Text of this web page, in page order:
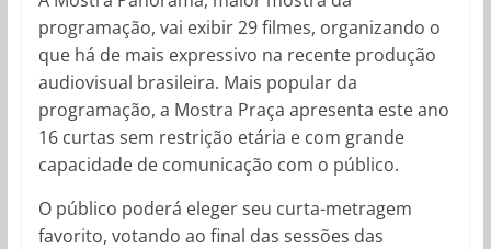
programação, vai exibir 29 filmes, organizando o
que há de mais expressivo na recente produção
audiovisual brasileira. Mais popular da
programação, a Mostra Praça apresenta este ano
16 curtas sem restrição etária e com grande
capacidade de comunicação com o público.
O público poderá eleger seu curta-metragem
favorito, votando ao final das sessões das